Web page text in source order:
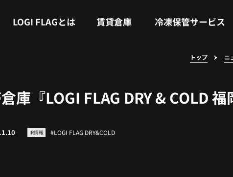
LOGI FLAGとは 賃貸倉庫 冷凍保管サービス
トップ ニ
庫『LOGI FLAG DRY & COLD
IR情報 LOGI FLAG DRY&COLD